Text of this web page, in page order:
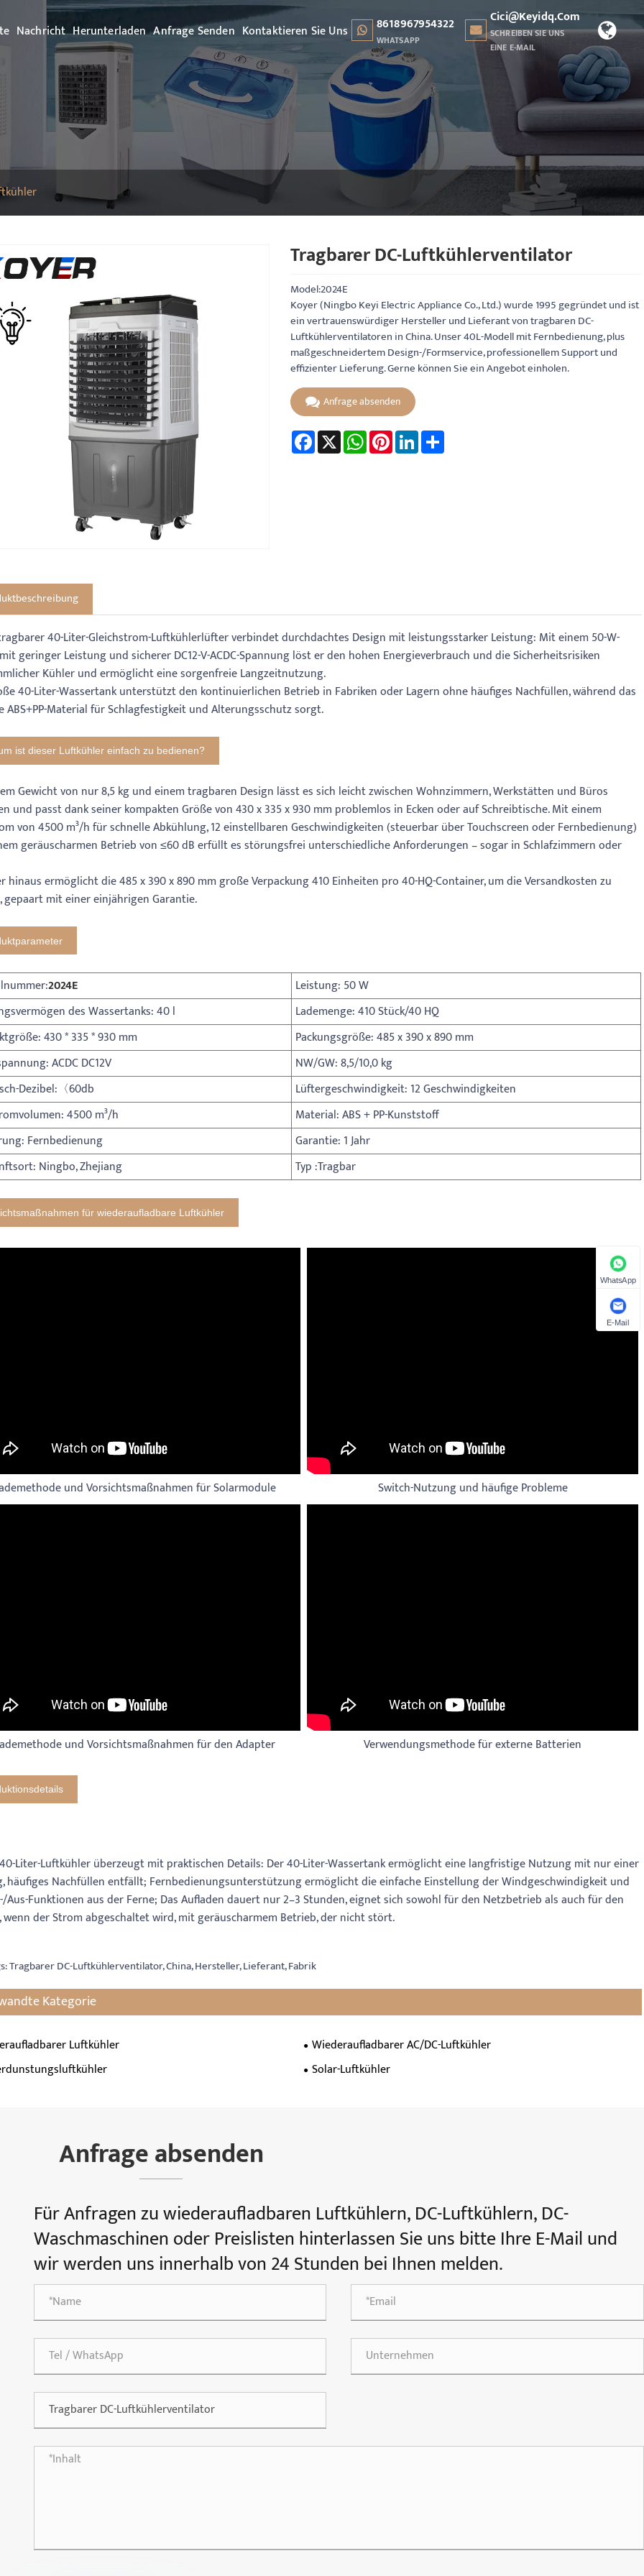
Nachricht Herunterladen Anfrage Senden Kontaktieren Sie Uns 8618967954322
WHATSAPP
Cici@keyidq.com
SCHREIBEN SIE UNS
EINE E-MAIL
Tragbarer DC-Luftkühlerventilator
Model:2024E
Koyer (Ningbo Keyi Electric Appliance Co., Ltd.) wurde 1995 gegründet und ist
ein vertrauenswürdiger Hersteller und Lieferant von tragbaren DC-
Luftkühlerventilatoren in China. Unser 40L-Modell mit Fernbedienung, plus
maßgeschneidertem Design-/Formservice, professionellem Support und
effizienter Lieferung. Gerne können Sie ein Angebot einholen.
Anfrage absenden
Facebook
X WhatsAppPinterestLinkedInShare
40-Liter-Gleichstrom-Luftkühlerlüfter verbindet durchdachtes Design mit leistungsstarker Leistung: Mit einem 50-W-
geringer Leistung und sicherer DC12-V-ACDC-Spannung löst er den hohen Energieverbrauch und die Sicherheitsrisiken
Kühler und ermöglicht eine sorgenfreie Langzeitnutzung.
40-Liter-Wassertank unterstützt den kontinuierlichen Betrieb in Fabriken oder Lagern ohne häufiges Nachfüllen, während das
ABS+PP-Material für Schlagfestigkeit und Alterungsschutz sorgt.
ist dieser Luftkühler einfach zu bedienen?
Gewicht von nur 8,5 kg und einem tragbaren Design lässt es sich leicht zwischen Wohnzimmern, Werkstätten und Büros
und passt dank seiner kompakten Größe von 430 x 335 x 930 mm problemlos in Ecken oder auf Schreibtische. Mit einem
von 4500 m³/h für schnelle Abkühlung, 12 einstellbaren Geschwindigkeiten (steuerbar über Touchscreen oder Fernbedienung)
geräuscharmen Betrieb von ≤60 dB erfüllt es störungsfrei unterschiedliche Anforderungen – sogar in Schlafzimmern oder
hinaus ermöglicht die 485 x 390 x 890 mm große Verpackung 410 Einheiten pro 40-HQ-Container, um die Versandkosten zu
gepaart mit einer einjährigen Garantie.
2024E
Leistung: 50 W
des Wassertanks: 40 l
Lademenge: 410 Stück/40 HQ
430 * 335 * 930 mm
Packungsgröße: 485 x 390 x 890 mm
ACDC DC12V
NW/GW: 8,5/10,0 kg
Dezibel:〈60db
Lüftergeschwindigkeit: 12 Geschwindigkeiten
4500 m³/h
Material: ABS + PP-Kunststoff
Fernbedienung
Garantie: 1 Jahr
Ningbo, Zhejiang
Typ :Tragbar
für wiederaufladbare Luftkühler
und Vorsichtsmaßnahmen für Solarmodule Switch-Nutzung und häufige Probleme
und Vorsichtsmaßnahmen für den Adapter Verwendungsmethode für externe Batterien
Liter-Luftkühler überzeugt mit praktischen Details: Der 40-Liter-Wassertank ermöglicht eine langfristige Nutzung mit nur einer
häufiges Nachfüllen entfällt; Fernbedienungsunterstützung ermöglicht die einfache Einstellung der Windgeschwindigkeit und
Aus-Funktionen aus der Ferne; Das Aufladen dauert nur 2–3 Stunden, eignet sich sowohl für den Netzbetrieb als auch für den
der Strom abgeschaltet wird, mit geräuscharmem Betrieb, der nicht stört.
Tragbarer DC-Luftkühlerventilator, China, Hersteller, Lieferant, Fabrik
Kategorie
Luftkühler
Wiederaufladbarer AC/DC-Luftkühler
Solar-Luftkühler
Anfrage absenden
Für Anfragen zu wiederaufladbaren Luftkühlern, DC-Luftkühlern, DC-
Waschmaschinen oder Preislisten hinterlassen Sie uns bitte Ihre E-Mail und
wir werden uns innerhalb von 24 Stunden bei Ihnen melden.
WhatsApp
E-Mail